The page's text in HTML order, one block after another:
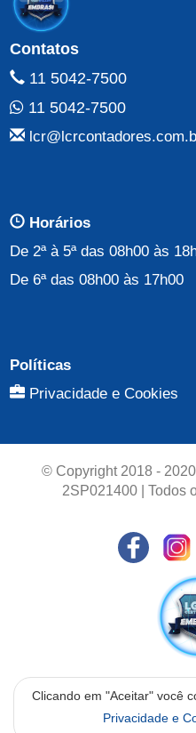
Contatos
11 5042-7500
11 5042-7500
Horários
De 2ª à 5ª das 08h00 às
De 6ª das 08h00 às 17h00
Políticas
Privacidade e Cookies
© Copyright 2018 -
2SP021400 | Todos
Desenvolvido por Neo
Clicando em "Aceitar" você
Privacidade e